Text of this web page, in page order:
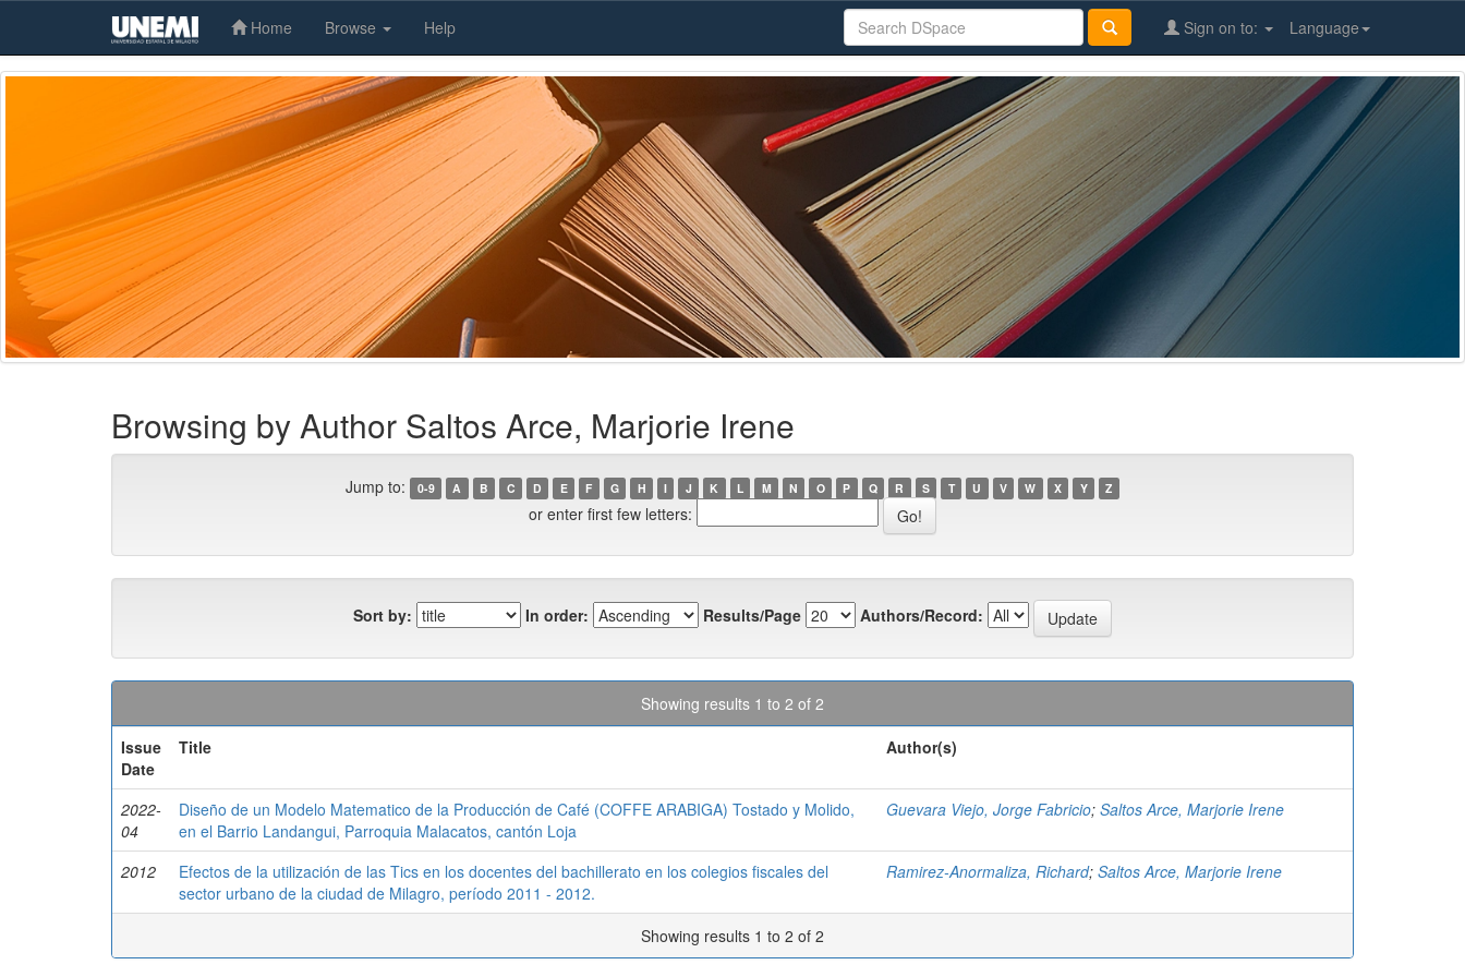
Skip
Home Browse Help Language
Sign on to:
Browsing by Author Saltos Arce, Marjorie Irene
Jump to: 0-9 A B C D E F G H I J K L M N O P Q R S T U V W X Y Z
or enter first few letters:
Sort by: In order: Results/Page Authors/Record:
Showing results 1 to 2 of 2
Issue
Date
Title Author(s)
2022-
04
Diseño de un Modelo Matematico de la Producción de Café (COFFE ARABIGA) Tostado y Molido,
en el Barrio Landangui, Parroquia Malacatos, cantón Loja
Guevara Viejo, Jorge Fabricio; Saltos Arce, Marjorie Irene
2012
Efectos de la utilización de las Tics en los docentes del bachillerato en los colegios fiscales del
sector urbano de la ciudad de Milagro, período 2011 - 2012.
Ramirez-Anormaliza, Richard; Saltos Arce, Marjorie Irene
Showing results 1 to 2 of 2